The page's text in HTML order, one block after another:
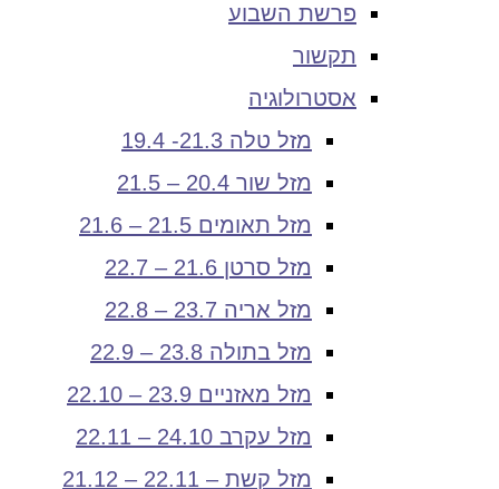
פרשת השבוע
תקשור
אסטרולוגיה
מזל טלה 21.3- 19.4
מזל שור 20.4 – 21.5
מזל תאומים 21.5 – 21.6
מזל סרטן 21.6 – 22.7
מזל אריה 23.7 – 22.8
מזל בתולה 23.8 – 22.9
מזל מאזניים 23.9 – 22.10
מזל עקרב 24.10 – 22.11
מזל קשת – 22.11 – 21.12